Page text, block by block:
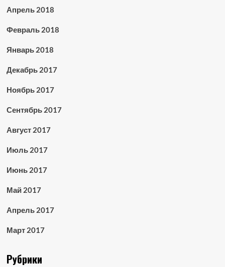
Апрель 2018
Февраль 2018
Январь 2018
Декабрь 2017
Ноябрь 2017
Сентябрь 2017
Август 2017
Июль 2017
Июнь 2017
Май 2017
Апрель 2017
Март 2017
Рубрики